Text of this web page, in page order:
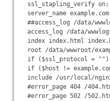
  ssl_stapling_verify on;
server_name
##access_log /data/
access_log /data/
index index.html
root /data/wwwroot/
if ($ssl_protocol =
if ($host !=
include /usr/local/
#error_page 404 /
#error_page 502 /